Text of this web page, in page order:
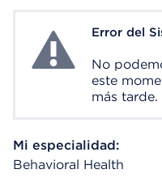
System ErrorError del
No
este
más tarde.
Mi especialidad:
Behavioral Health